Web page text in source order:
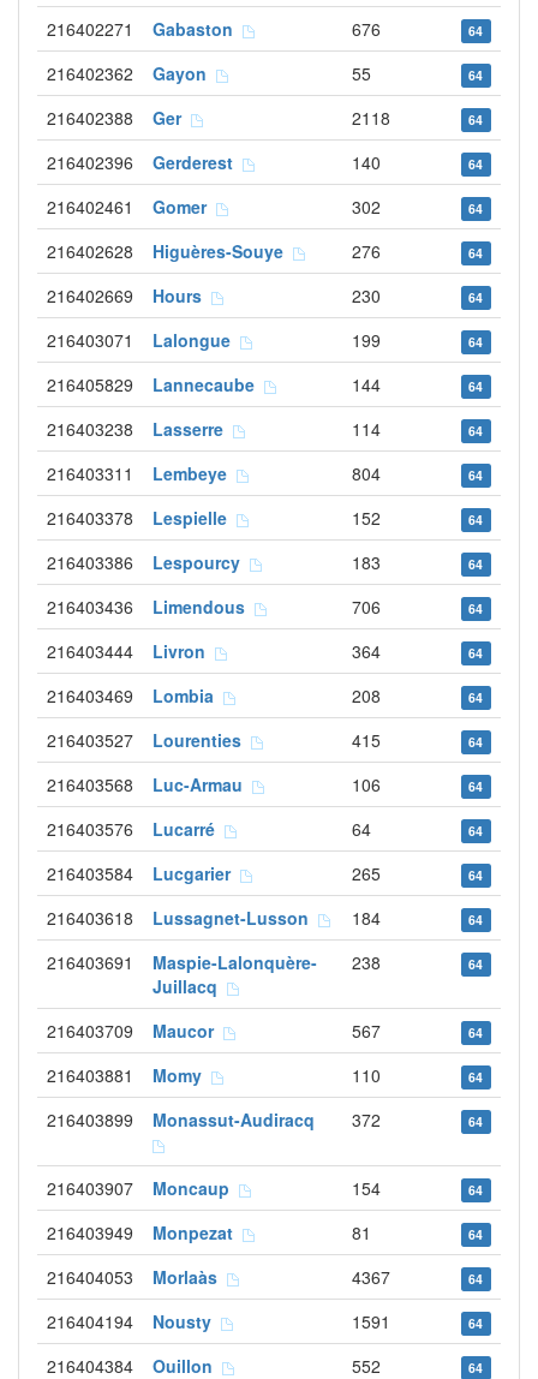
216402271 Gabaston 676 64
216402362 Gayon 55 64
216402388 Ger 2118 64
216402396 Gerderest 140 64
216402461 Gomer 302 64
216402628 Higuères-Souye 276 64
216402669 Hours 230 64
216403071 Lalongue 199 64
216405829 Lannecaube 144 64
216403238 Lasserre 114 64
216403311 Lembeye 804 64
216403378 Lespielle 152 64
216403386 Lespourcy 183 64
216403436 Limendous 706 64
216403444 Livron 364 64
216403469 Lombia 208 64
216403527 Lourenties 415 64
216403568 Luc-Armau 106 64
216403576 Lucarré 64 64
216403584 Lucgarier 265 64
216403618 Lussagnet-Lusson 184 64
216403691
Maspie-Lalonquère-
Juillacq
238 64
216403709 Maucor 567 64
216403881 Momy 110 64
216403899 Monassut-Audiracq 372 64
216403907 Moncaup 154 64
216403949 Monpezat 81 64
216404053 Morlaàs 4367 64
216404194 Nousty 1591 64
216404384 Ouillon 552 64